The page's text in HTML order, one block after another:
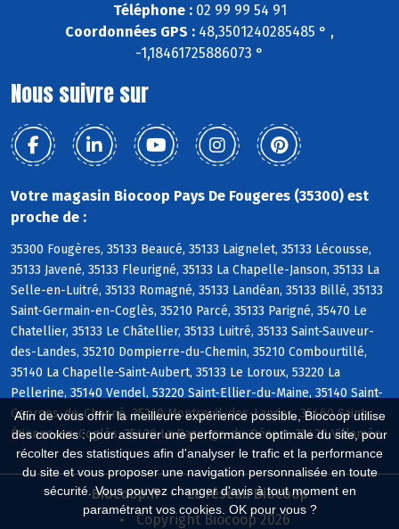
Afin de vous offrir la meilleure expérience possible, Biocoop utilise
des cookies : pour assurer une performance optimale du site, pour
récolter des statistiques afin d'analyser le trafic et la performance
du site et vous proposer une navigation personnalisée en toute
sécurité. Vous pouvez changer d'avis à tout moment en
paramétrant vos cookies. OK pour vous ?
Téléphone :02 99 99 54 91
Coordonnées GPS : 48,3501240285485 ° ,
-1,18461725886073 °
Nous suivre sur
Votre magasin Biocoop Pays De Fougeres (35300) est
proche de :
35300 Fougères, 35133 Beaucé, 35133 Laignelet, 35133 Lécousse,
35133 Javené, 35133 Fleurigné, 35133 La Chapelle-Janson, 35133 La
Selle-en-Luitré, 35133 Romagné, 35133 Landéan, 35133 Billé, 35133
Saint-Germain-en-Coglès, 35210 Parcé, 35133 Parigné, 35470 Le
Chatellier, 35133 Le Châtellier, 35133 Luitré, 35133 Saint-Sauveur-
des-Landes, 35210 Dompierre-du-Chemin, 35210 Combourtillé,
35140 La Chapelle-Saint-Aubert, 35133 Le Loroux, 53220 La
Pellerine, 35140 Vendel, 53220 Saint-Ellier-du-Maine, 35140 Saint-
Georges-de-Chesné, 35210 Montreuil-des-Landes, 35460 Saint-
Étienne-en-Coglès, 35420 La Bazouge-du-Désert, 35420 Villamée
Biocoop.fr
Le réseau Biocoop
Copyright Biocoop 2026